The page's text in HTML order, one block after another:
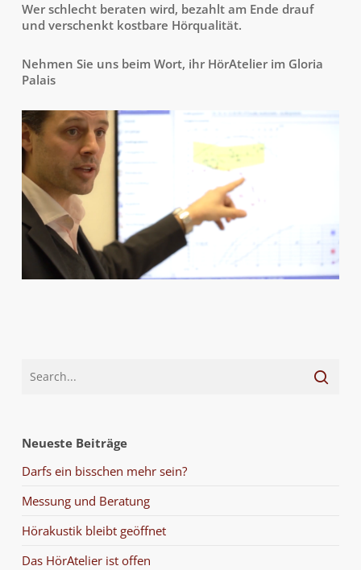
Wer schlecht beraten wird, bezahlt am Ende drauf
und verschenkt kostbare Hörqualität.
Nehmen Sie uns beim Wort, ihr HörAtelier im Gloria
Palais
Neueste Beiträge
Darfs ein bisschen mehr sein?
Messung und Beratung
Hörakustik bleibt geöffnet
Das HörAtelier ist offen